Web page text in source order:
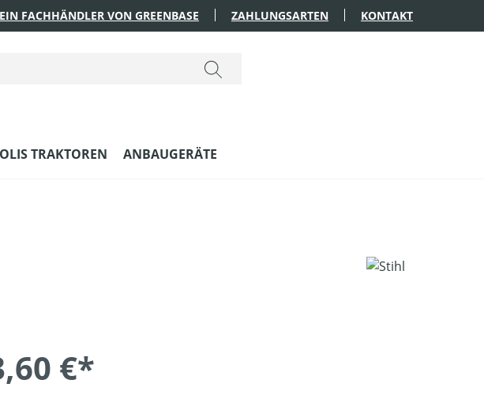
EIN FACHHÄNDLER VON GREENBASE ZAHLUNGSARTEN KONTAKT
TRAKTOREN ANBAUGERÄTE
€*